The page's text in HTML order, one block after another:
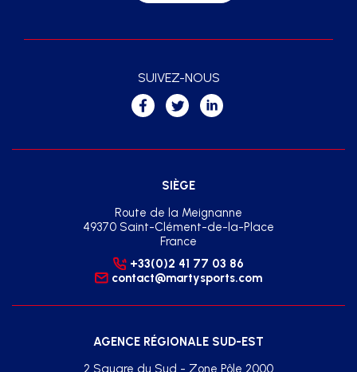
SIÈGE
Route de la Meignanne
49370 Saint-Clément-de-la-Place
France
+33(0)2 41 77 03 86
contact@martysports.com
AGENCE RÉGIONALE SUD-EST
2 Square du Sud - Zone Pôle 2000
SUIVEZ-NOUS